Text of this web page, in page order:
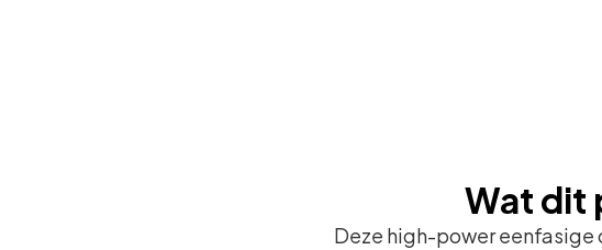
Wat dit
Deze high-power